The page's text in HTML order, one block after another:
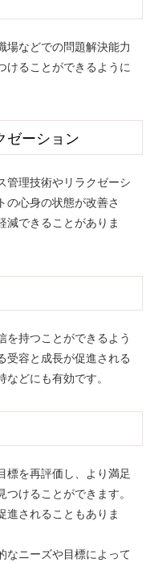
場などでの問題解決能力
けることができるように
ゼーション
管理技術やリラクゼーシ
の心身の状態が改善さ
減できることがありま
を持つことができるよう
受容と成長が促進される
どにも有効です。
標を再評価し、より満足
けることができます。
進されることもありま
なニーズや目標によって